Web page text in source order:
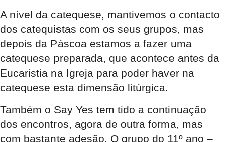
A nível da catequese, mantivemos o contacto
dos catequistas com os seus grupos, mas
depois da Páscoa estamos a fazer uma
catequese preparada, que acontece antes da
Eucaristia na Igreja para poder haver na
catequese esta dimensão litúrgica.
Também o Say Yes tem tido a continuação
dos encontros, agora de outra forma, mas
com bastante adesão. O grupo do 11º ano –